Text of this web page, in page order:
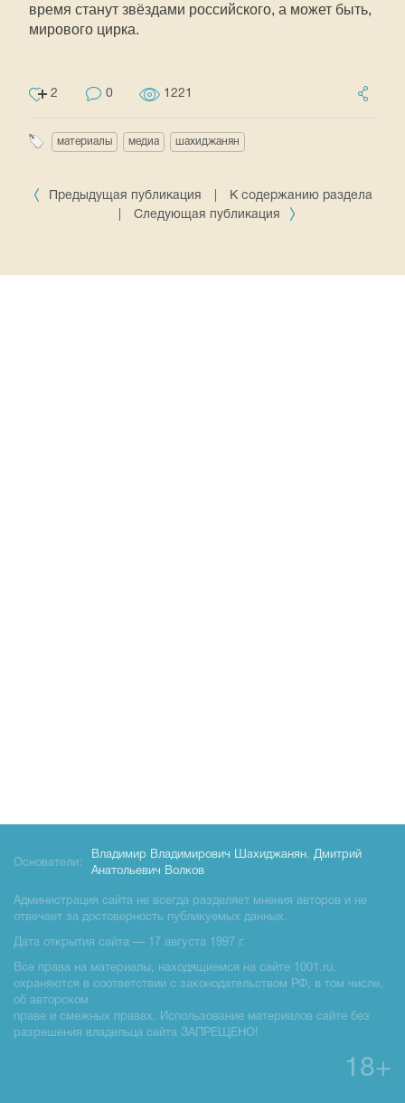
время станут звёздами российского, а может быть,
мирового цирка.
2 0 1221
материалы медиа шахиджанян
Предыдущая публикация
К содержанию раздела
Следующая публикация
Основатели:
Владимир Владимирович Шахиджанян, Дмитрий
Анатольевич Волков
Администрация сайта не всегда разделяет мнения авторов и не
отвечает за достоверность публикуемых данных.
Дата открытия сайта — 17 августа 1997 г.
Все права на материалы, находящиемся на сайте 1001.ru,
охраняются в соответствии с законодательством РФ, в том числе,
об авторском
праве и смежных правах. Использование материалов сайте без
разрешения владельца сайта ЗАПРЕЩЕНО!
18+